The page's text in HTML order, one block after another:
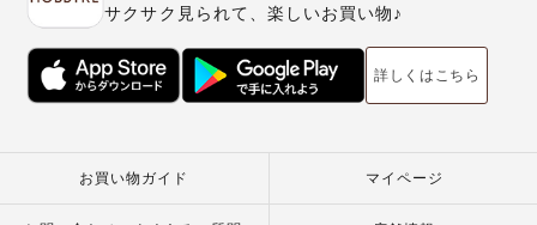
サクサク見られて、楽しいお買い物♪
詳しくはこちら
お買い物ガイド マイページ